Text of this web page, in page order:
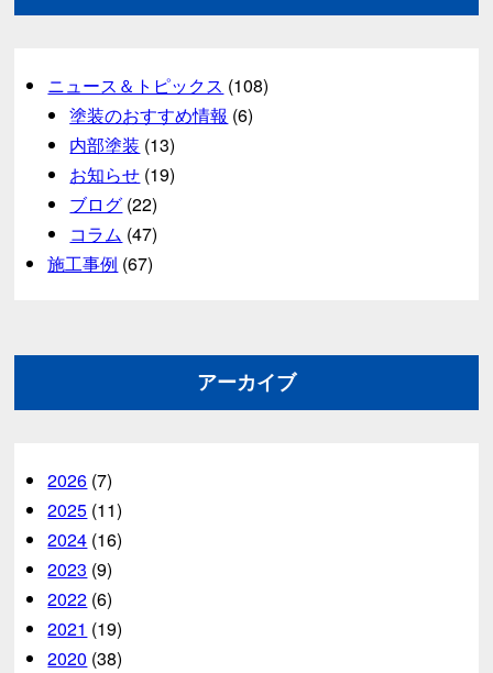
ニュース＆トピックス (108)
塗装のおすすめ情報 (6)
内部塗装 (13)
お知らせ (19)
ブログ (22)
コラム (47)
施工事例 (67)
アーカイブ
2026 (7)
2025 (11)
2024 (16)
2023 (9)
2022 (6)
2021 (19)
2020 (38)